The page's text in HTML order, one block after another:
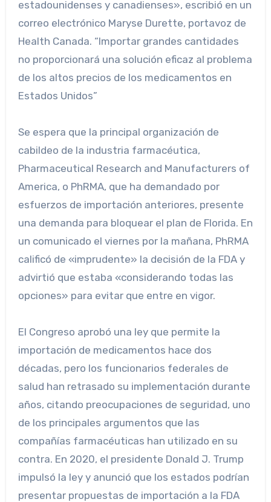
estadounidenses y canadienses», escribió en un
correo electrónico Maryse Durette, portavoz de
Health Canada. “Importar grandes cantidades
no proporcionará una solución eficaz al problema
de los altos precios de los medicamentos en
Estados Unidos”
Se espera que la principal organización de
cabildeo de la industria farmacéutica,
Pharmaceutical Research and Manufacturers of
America, o PhRMA, que ha demandado por
esfuerzos de importación anteriores, presente
una demanda para bloquear el plan de Florida. En
un comunicado el viernes por la mañana, PhRMA
calificó de «imprudente» la decisión de la FDA y
advirtió que estaba «considerando todas las
opciones» para evitar que entre en vigor.
El Congreso aprobó una ley que permite la
importación de medicamentos hace dos
décadas, pero los funcionarios federales de
salud han retrasado su implementación durante
años, citando preocupaciones de seguridad, uno
de los principales argumentos que las
compañías farmacéuticas han utilizado en su
contra. En 2020, el presidente Donald J. Trump
impulsó la ley y anunció que los estados podrían
presentar propuestas de importación a la FDA